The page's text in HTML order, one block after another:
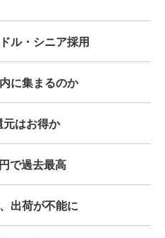
ル・シニア採用
に集まるのか
元はお得か
で過去最高
出荷が不能に